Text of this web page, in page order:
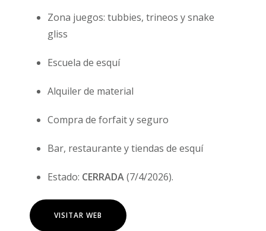
Zona juegos: tubbies, trineos y snake
gliss
Escuela de esquí
Alquiler de material
Compra de forfait y seguro
Bar, restaurante y tiendas de esquí
Estado: CERRADA(7/4/2026).
VISITAR WEB